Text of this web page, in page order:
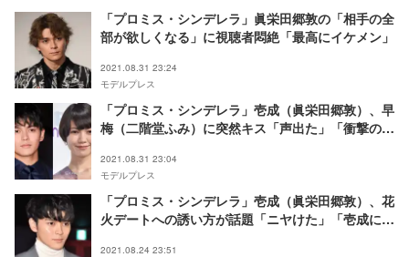
「プロミス・シンデレラ」眞栄田郷敦の「相手の全
部が欲しくなる」に視聴者悶絶「最高にイケメン」
2021.08.31 23:24
モデルプレス
「プロミス・シンデレラ」壱成（眞栄田郷敦）、早
梅（二階堂ふみ）に突然キス「声出た」「衝撃の展
2021.08.31 23:04
モデルプレス
「プロミス・シンデレラ」壱成（眞栄田郷敦）、花
火デートへの誘い方が話題「ニヤけた」「壱成にし
2021.08.24 23:51